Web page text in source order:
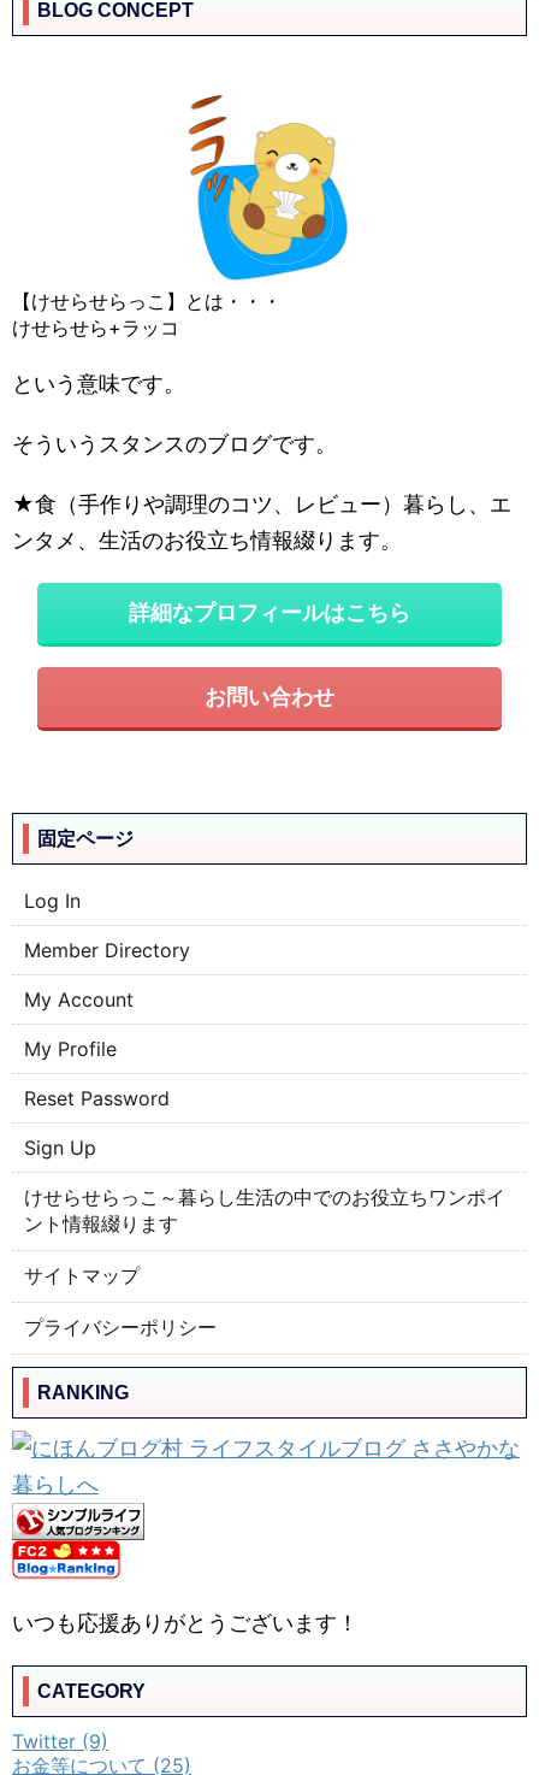
BLOG CONCEPT
【けせらせらっこ】とは・・・
けせらせら+ラッコ
という意味です。
そういうスタンスのブログです。
★食（手作りや調理のコツ、レビュー）暮らし、エ
ンタメ、生活のお役立ち情報綴ります。
詳細なプロフィールはこちら
お問い合わせ
固定ページ
Log In
Member Directory
My Account
My Profile
Reset Password
Sign Up
けせらせらっこ～暮らし生活の中でのお役立ちワンポイ
ント情報綴ります
サイトマップ
プライバシーポリシー
RANKING
いつも応援ありがとうございます！
CATEGORY
Twitter (9)
お金等について (25)